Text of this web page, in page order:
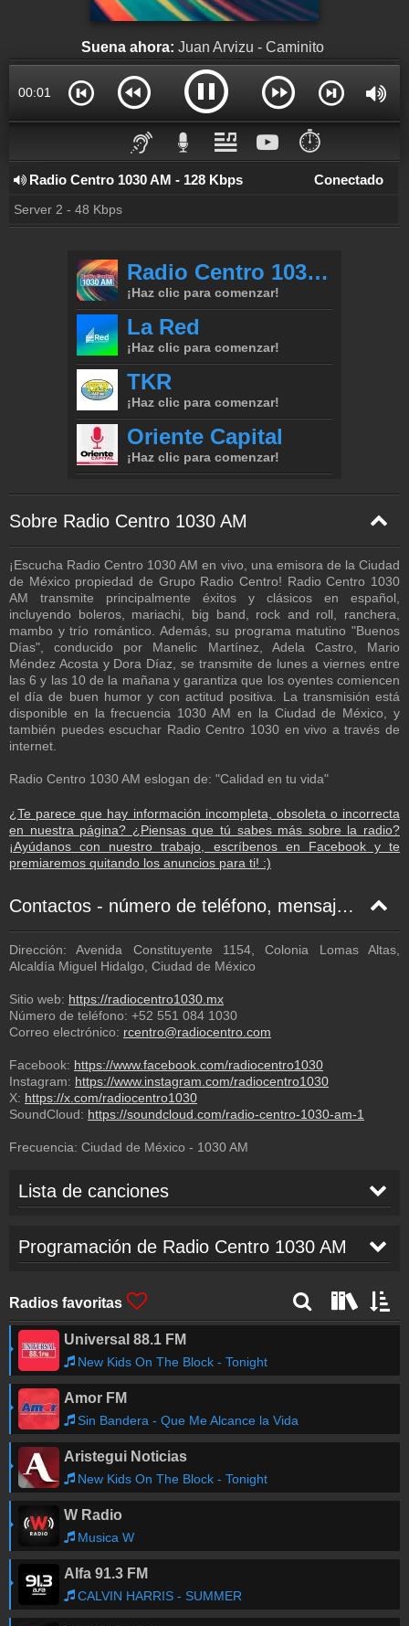
Suena ahora: Juan Arvizu - Caminito
00:01
⏱️
Radio Centro 1030 AM - 128 Kbps Conectado
Server 2 - 48 Kbps
Sobre Radio Centro 1030 AM
¡Escucha Radio Centro 1030 AM en vivo, una emisora de la Ciudad
de México propiedad de Grupo Radio Centro! Radio Centro 1030
AM transmite principalmente éxitos y clásicos en español,
incluyendo boleros, mariachi, big band, rock and roll, ranchera,
mambo y trío romántico. Además, su programa matutino "Buenos
Días", conducido por Manelic Martínez, Adela Castro, Mario
Méndez Acosta y Dora Díaz, se transmite de lunes a viernes entre
las 6 y las 10 de la mañana y garantiza que los oyentes comiencen
el día de buen humor y con actitud positiva. La transmisión está
disponible en la frecuencia 1030 AM en la Ciudad de México, y
también puedes escuchar Radio Centro 1030 en vivo a través de
internet.
Radio Centro 1030 AM eslogan de: "Calidad en tu vida"
¿Te parece que hay información incompleta, obsoleta o incorrecta
en nuestra página? ¿Piensas que tú sabes más sobre la radio?
¡Ayúdanos con nuestro trabajo, escríbenos en Facebook y te
premiaremos quitando los anuncios para ti! :)
Contactos - número de teléfono, mensaje de texto, correo electrónico, Facebook
Dirección: Avenida Constituyente 1154, Colonia Lomas Altas,
Alcaldía Miguel Hidalgo, Ciudad de México
Sitio web: https://radiocentro1030.mx
Número de teléfono: +52 551 084 1030
Correo electrónico: rcentro@radiocentro.com
Facebook: https://www.facebook.com/radiocentro1030
Instagram: https://www.instagram.com/radiocentro1030
X: https://x.com/radiocentro1030
SoundCloud: https://soundcloud.com/radio-centro-1030-am-1
Frecuencia: Ciudad de México - 1030AM
Lista de canciones
de besos
01:15 Hermanos Carrion
01:12 Monna Bell
01:09 NICOLAS URCELAY
01:06 LOS SANTOS
Obtener las canciones anteriores
Programación de Radio Centro 1030 AM
Radios favoritas
Universal 88.1 FM
New Kids On The Block - Tonight
Amor FM
Sin Bandera - Que Me Alcance la Vida
Aristegui Noticias
New Kids On The Block - Tonight
W Radio
Musica W
Alfa 91.3 FM
CALVIN HARRIS - SUMMER